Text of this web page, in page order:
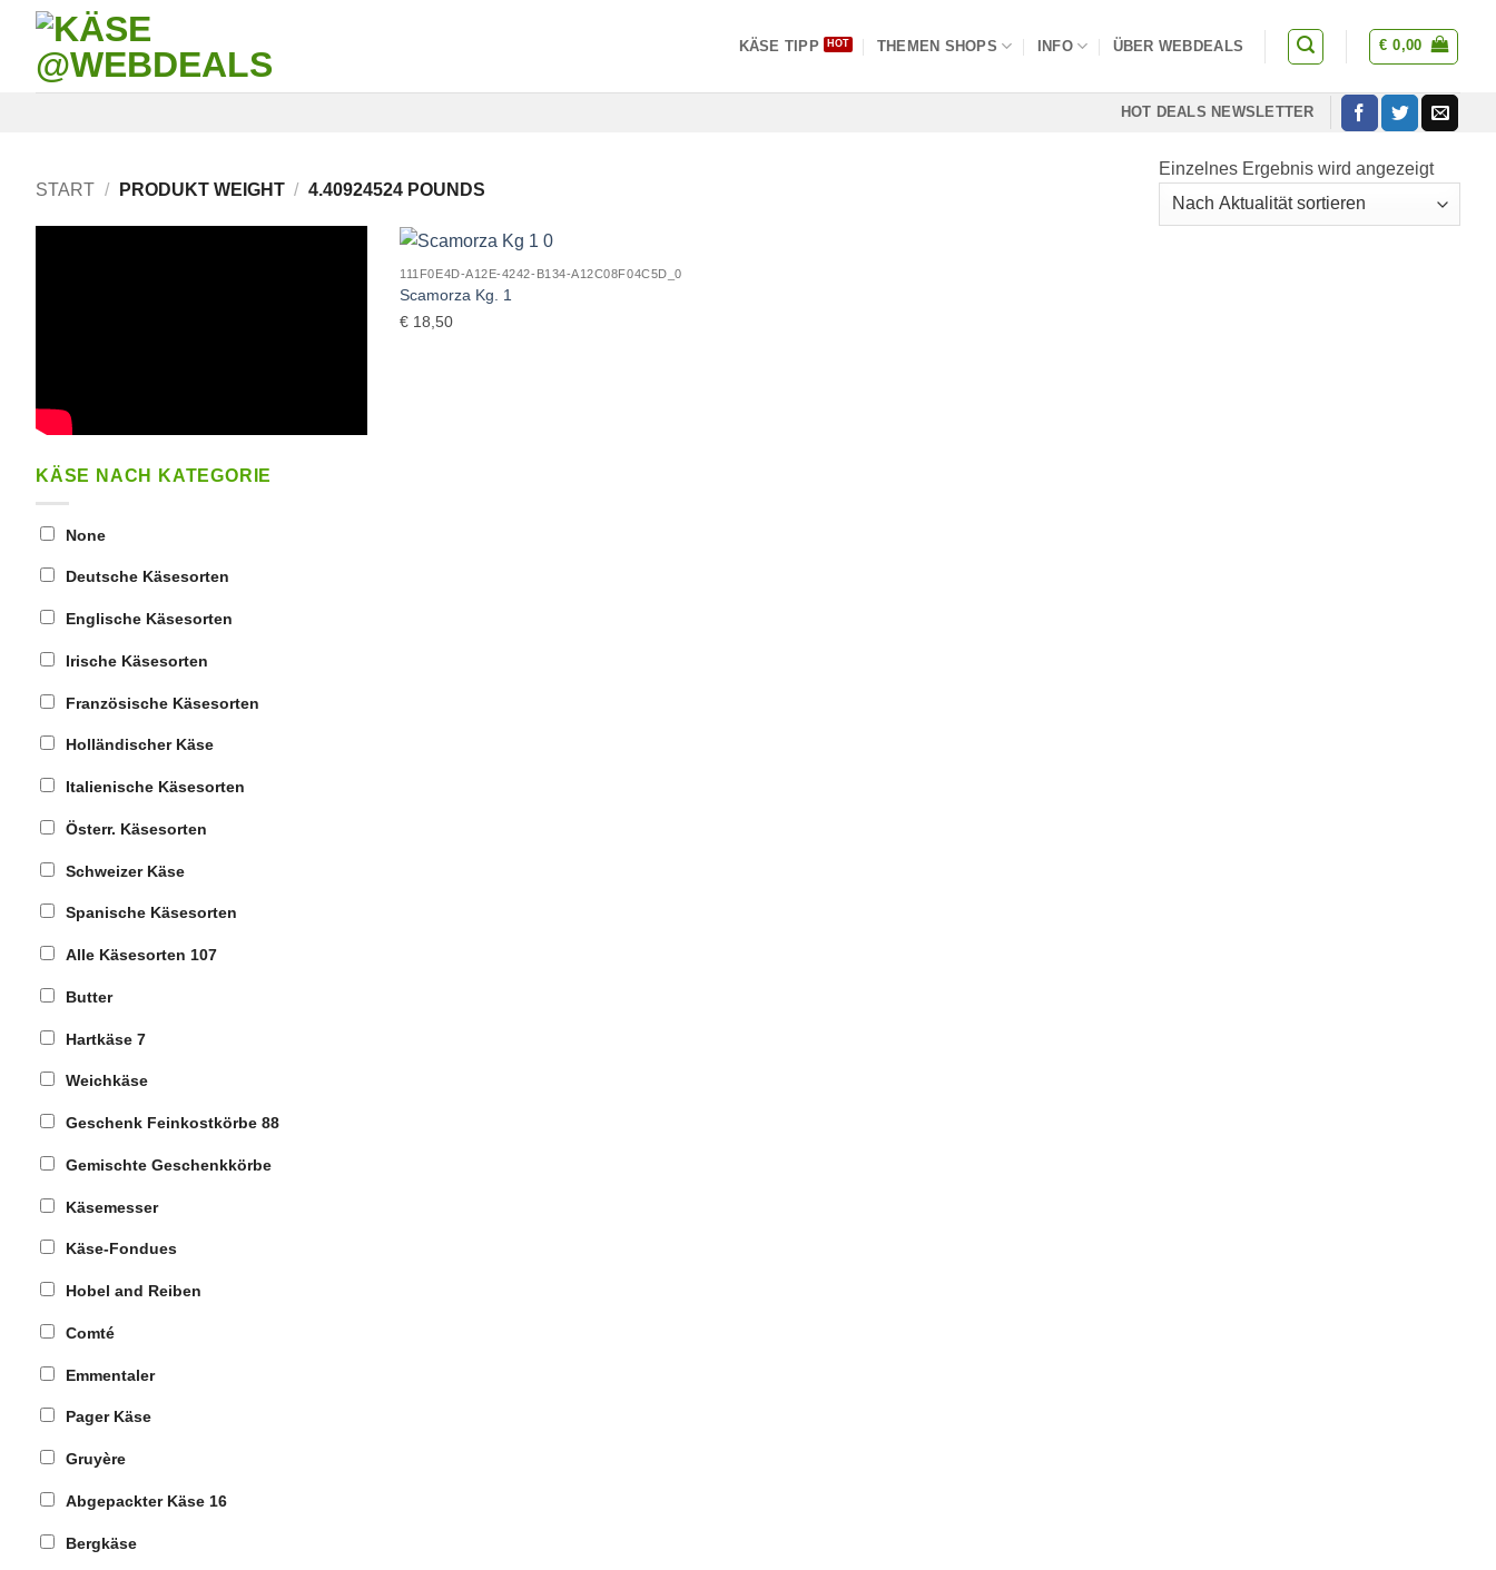
content
KÄSE TIPP THEMEN SHOPS INFO ÜBER WEBDEALS € 0,00
HOT DEALS NEWSLETTER
START / PRODUKT WEIGHT / 4.40924524 POUNDS
Einzelnes Ergebnis wird angezeigt
KÄSE NACH KATEGORIE
None
Deutsche Käsesorten
Englische Käsesorten
Irische Käsesorten
Französische Käsesorten
Holländischer Käse
Italienische Käsesorten
Österr. Käsesorten
Schweizer Käse
Spanische Käsesorten
Alle Käsesorten 107
Butter
Hartkäse 7
Weichkäse
Geschenk Feinkostkörbe 88
Gemischte Geschenkkörbe
Käsemesser
Käse-Fondues
Hobel and Reiben
Comté
Emmentaler
Pager Käse
Gruyère
Abgepackter Käse 16
Bergkäse
111F0E4D-A12E-4242-B134-A12C08F04C5D_0
Scamorza Kg. 1
€ 18,50